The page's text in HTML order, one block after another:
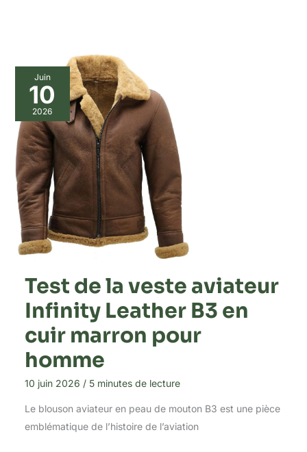
Juin
10
2026
Test de la veste aviateur
Infinity Leather B3 en
cuir marron pour
homme
10 juin 2026 / 5 minutes de lecture
Le blouson aviateur en peau de mouton B3 est une pièce
emblématique de l’histoire de l’aviation